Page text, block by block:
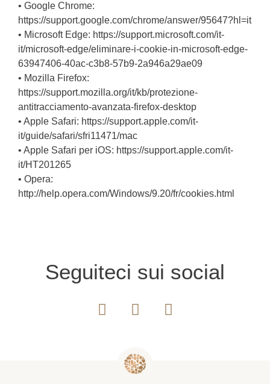
• Google Chrome:
https://support.google.com/chrome/answer/95647?hl=it
• Microsoft Edge: https://support.microsoft.com/it-
it/microsoft-edge/eliminare-i-cookie-in-microsoft-edge-
63947406-40ac-c3b8-57b9-2a946a29ae09
• Mozilla Firefox:
https://support.mozilla.org/it/kb/protezione-
antitracciamento-avanzata-firefox-desktop
• Apple Safari: https://support.apple.com/it-
it/guide/safari/sfri11471/mac
• Apple Safari per iOS: https://support.apple.com/it-
it/HT201265
• Opera:
http://help.opera.com/Windows/9.20/fr/cookies.html
Seguiteci sui social